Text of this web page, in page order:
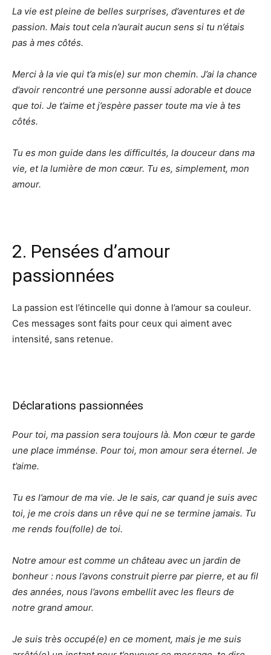
La vie est pleine de belles surprises, d’aventures et de
passion. Mais tout cela n’aurait aucun sens si tu n’étais
pas à mes côtés.
Merci à la vie qui t’a mis(e) sur mon chemin. J’ai la chance
d’avoir rencontré une personne aussi adorable et douce
que toi. Je t’aime et j’espère passer toute ma vie à tes
côtés.
Tu es mon guide dans les difficultés, la douceur dans ma
vie, et la lumière de mon cœur. Tu es, simplement, mon
amour.
2. Pensées d’amour
passionnées
La passion est l’étincelle qui donne à l’amour sa couleur.
Ces messages sont faits pour ceux qui aiment avec
intensité, sans retenue.
Déclarations passionnées
Pour toi, ma passion sera toujours là. Mon cœur te garde
une place imménse. Pour toi, mon amour sera éternel. Je
t’aime.
Tu es l’amour de ma vie. Je le sais, car quand je suis avec
toi, je me crois dans un rêve qui ne se termine jamais. Tu
me rends fou(folle) de toi.
Notre amour est comme un château avec un jardin de
bonheur : nous l’avons construit pierre par pierre, et au fil
des années, nous l’avons embellit avec les fleurs de
notre grand amour.
Je suis très occupé(e) en ce moment, mais je me suis